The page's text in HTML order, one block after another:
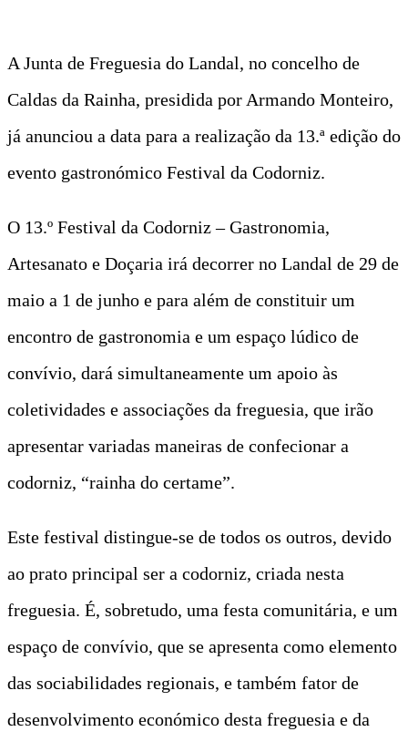
A Junta de Freguesia do Landal, no concelho de
Caldas da Rainha, presidida por Armando Monteiro,
já anunciou a data para a realização da 13.ª edição do
evento gastronómico Festival da Codorniz.
O 13.º Festival da Codorniz – Gastronomia,
Artesanato e Doçaria irá decorrer no Landal de 29 de
maio a 1 de junho e para além de constituir um
encontro de gastronomia e um espaço lúdico de
convívio, dará simultaneamente um apoio às
coletividades e associações da freguesia, que irão
apresentar variadas maneiras de confecionar a
codorniz, “rainha do certame”.
Este festival distingue-se de todos os outros, devido
ao prato principal ser a codorniz, criada nesta
freguesia. É, sobretudo, uma festa comunitária, e um
espaço de convívio, que se apresenta como elemento
das sociabilidades regionais, e também fator de
desenvolvimento económico desta freguesia e da